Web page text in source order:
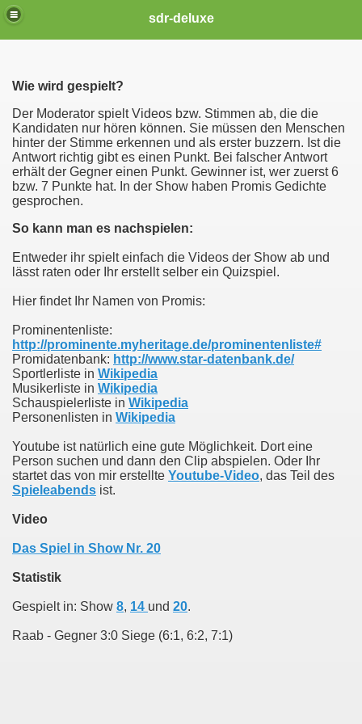
sdr-deluxe
Wie wird gespielt?
Der Moderator spielt Videos bzw. Stimmen ab, die die
Kandidaten nur hören können. Sie müssen den Menschen
hinter der Stimme erkennen und als erster buzzern. Ist die
Antwort richtig gibt es einen Punkt. Bei falscher Antwort
erhält der Gegner einen Punkt. Gewinner ist, wer zuerst 6
bzw. 7 Punkte hat. In der Show haben Promis Gedichte
gesprochen.
So kann man es nachspielen:
Entweder ihr spielt einfach die Videos der Show ab und
lässt raten oder Ihr erstellt selber ein Quizspiel.
Hier findet Ihr Namen von Promis:
Prominentenliste:
http://prominente.myheritage.de/prominentenliste#
Promidatenbank: http://www.star-datenbank.de/
Sportlerliste in Wikipedia
Musikerliste in Wikipedia
Schauspielerliste in Wikipedia
Personenlisten in Wikipedia
Youtube ist natürlich eine gute Möglichkeit. Dort eine
Person suchen und dann den Clip abspielen. Oder Ihr
startet das von mir erstellte Youtube-Video, das Teil des
Spieleabends ist.
Video
Das Spiel in Show Nr. 20
Statistik
Gespielt in: Show 8, 14 und 20.
Raab - Gegner 3:0 Siege (6:1, 6:2, 7:1)